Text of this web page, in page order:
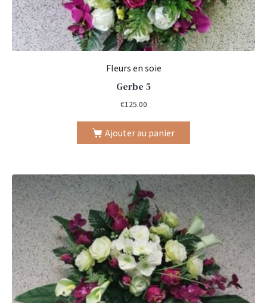
Fleurs en soie
Gerbe 5
€125.00
Ajouter au panier